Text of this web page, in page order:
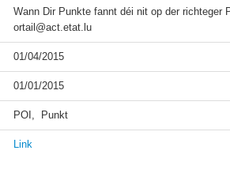
Wann Dir Punkte fannt déi nit op der
ortail@act.etat.lu
01/04/2015
01/01/2015
POI,  Punkt
Link